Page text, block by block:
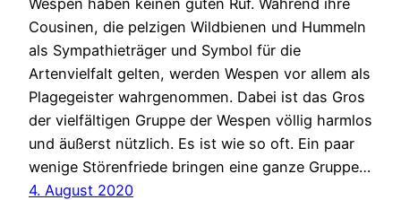
Cousinen, die pelzigen Wildbienen und Hummeln
als Sympathieträger und Symbol für die
Artenvielfalt gelten, werden Wespen vor allem als
Plagegeister wahrgenommen. Dabei ist das Gros
der vielfältigen Gruppe der Wespen völlig harmlos
und äußerst nützlich. Es ist wie so oft. Ein paar
wenige Störenfriede bringen eine ganze Gruppe…
4. August 2020